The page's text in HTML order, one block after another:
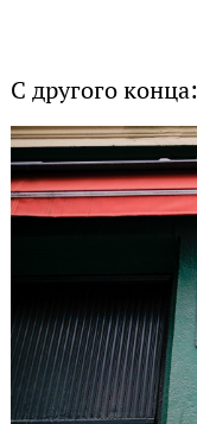
С другого конца: